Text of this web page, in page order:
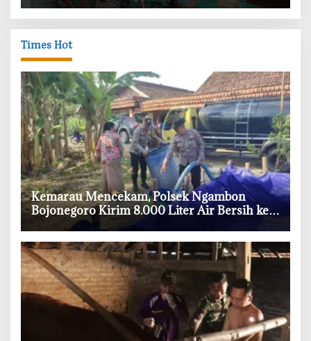
Times Hot
‎Kemarau Mencekam, Polsek Ngambon
Bojonegoro Kirim 8.000 Liter Air Bersih ke
Warga Bondol